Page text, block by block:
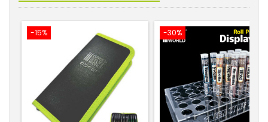
-15% -30%